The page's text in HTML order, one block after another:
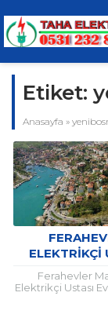
Etiket:
Anasayfa »
ELEKTRIKÇI
Ferahevler
Elektrikçi Ustası